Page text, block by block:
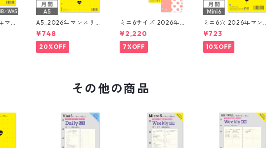
マン
A5_2026年マンスリー
月間ブロック + LOVE
ドット罫 システム手帳
リフィル
¥748
20%OFF
ミニ6サイズ 2026年
リフィルセット システ
ム手帳 ★送料無料★
¥2,220
7%OFF
ミニ6穴 2026年マン
スリー 月間ブロック+L
OVEドット罫 システ
ム手帳リフィル
¥723
10%OFF
その他の商品